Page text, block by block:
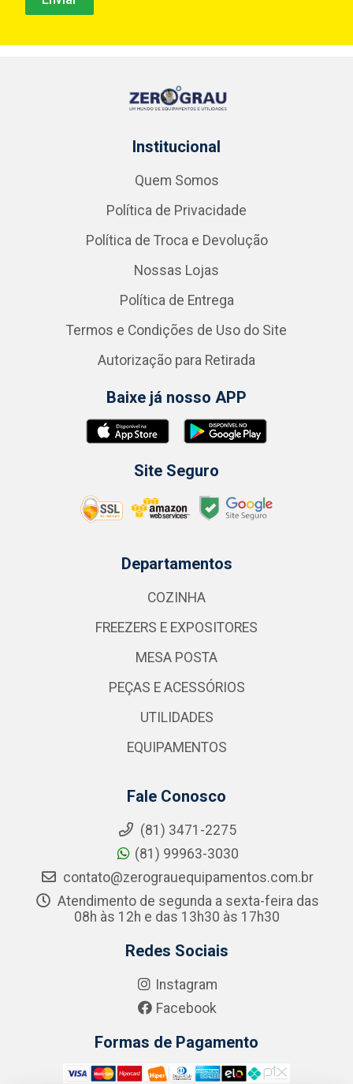
Institucional
Quem Somos
Política de Privacidade
Política de Troca e Devolução
Nossas Lojas
Política de Entrega
Termos e Condições de Uso do Site
Autorização para Retirada
Baixe já nosso APP
Site Seguro
Departamentos
COZINHA
FREEZERS E EXPOSITORES
MESA POSTA
PEÇAS E ACESSÓRIOS
UTILIDADES
EQUIPAMENTOS
Fale Conosco
(81) 3471-2275
(81) 99963-3030
contato@zerograuequipamentos.com.br
Atendimento de segunda a sexta-feira das
08h às 12h e das 13h30 às 17h30
Redes Sociais
Instagram
Facebook
Formas de Pagamento